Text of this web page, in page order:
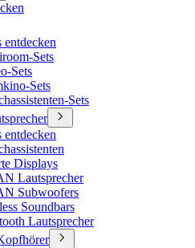
entdecken
Sets
Sets
Sets
Sets
entdecken
Displays
Lautsprecher
Subwoofers
Soundbars
Lautsprecher